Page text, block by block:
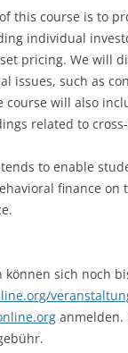
SDU
TU HAMBURG HARBURG
EUROPA-UNIVERSITÄT
UNIVERSITY OF HAMBURG
UNIVERSITY OF HAMBURG
this course is to
individual
pricing. We will
issues, such as
course will also
related to
to enable
finance
können sich noch
anmelden.